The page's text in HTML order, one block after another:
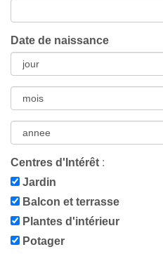
Date de naissance
Centres d'Intérêt :
Jardin
Balcon et terrasse
Plantes d'intérieur
Potager